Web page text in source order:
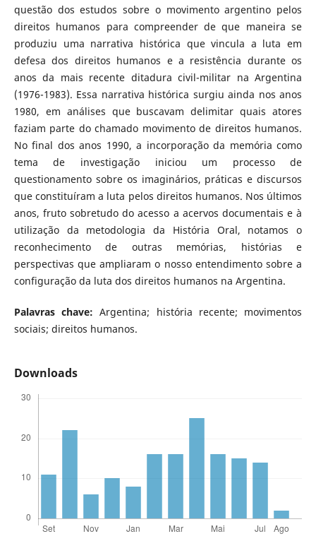
questão dos estudos sobre o movimento argentino pelos
direitos humanos para compreender de que maneira se
produziu uma narrativa histórica que vincula a luta em
defesa dos direitos humanos e a resistência durante os
anos da mais recente ditadura civil-militar na Argentina
(1976-1983). Essa narrativa histórica surgiu ainda nos anos
1980, em análises que buscavam delimitar quais atores
faziam parte do chamado movimento de direitos humanos.
No final dos anos 1990, a incorporação da memória como
tema de investigação iniciou um processo de
questionamento sobre os imaginários, práticas e discursos
que constituíram a luta pelos direitos humanos. Nos últimos
anos, fruto sobretudo do acesso a acervos documentais e à
utilização da metodologia da História Oral, notamos o
reconhecimento de outras memórias, histórias e
perspectivas que ampliaram o nosso entendimento sobre a
configuração da luta dos direitos humanos na Argentina.
Palavras chave:Argentina; história recente; movimentos
sociais; direitos humanos.
Downloads